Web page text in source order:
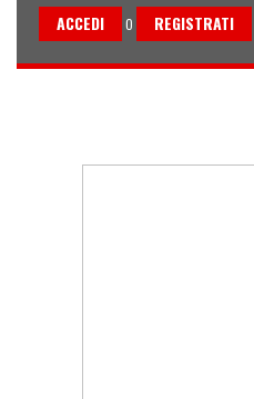
ACCEDI o REGISTRATI